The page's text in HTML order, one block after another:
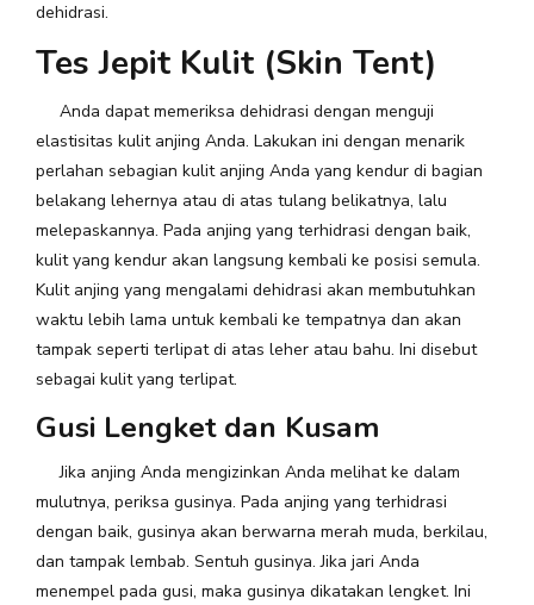
dehidrasi.
Tes Jepit Kulit (Skin Tent)
Anda dapat memeriksa dehidrasi dengan menguji
elastisitas kulit anjing Anda. Lakukan ini dengan menarik
perlahan sebagian kulit anjing Anda yang kendur di bagian
belakang lehernya atau di atas tulang belikatnya, lalu
melepaskannya. Pada anjing yang terhidrasi dengan baik,
kulit yang kendur akan langsung kembali ke posisi semula.
Kulit anjing yang mengalami dehidrasi akan membutuhkan
waktu lebih lama untuk kembali ke tempatnya dan akan
tampak seperti terlipat di atas leher atau bahu. Ini disebut
sebagai kulit yang terlipat.
Gusi Lengket dan Kusam
Jika anjing Anda mengizinkan Anda melihat ke dalam
mulutnya, periksa gusinya. Pada anjing yang terhidrasi
dengan baik, gusinya akan berwarna merah muda, berkilau,
dan tampak lembab. Sentuh gusinya. Jika jari Anda
menempel pada gusi, maka gusinya dikatakan lengket. Ini